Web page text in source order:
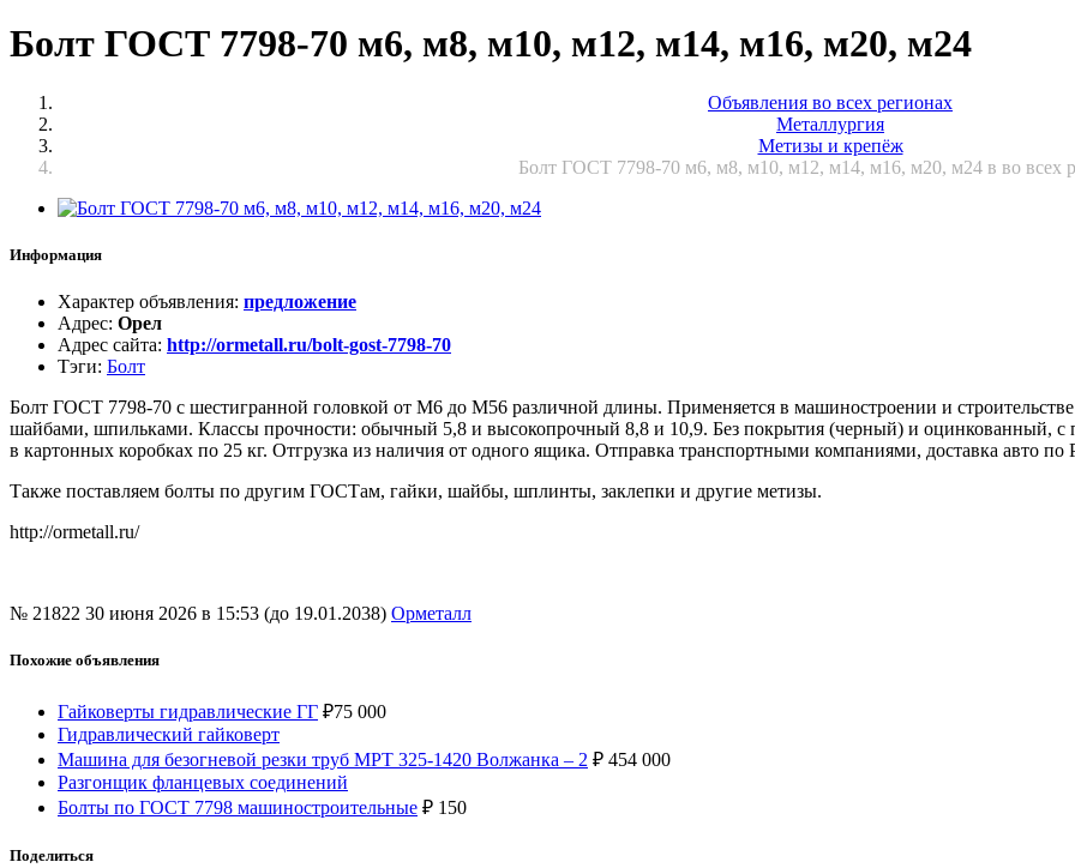
Болт ГОСТ 7798-70 м6, м8, м10, м12, м14, м16, м20, м24
Объявления во всех регионах
Металлургия
Метизы и крепёж
Болт ГОСТ 7798-70 м6, м8, м10, м12, м14, м16, м20, м24 в во всех
Информация
Характер объявления: предложение
Адрес: Орел
Адрес сайта: http://ormetall.ru/bolt-gost-7798-70
Тэги: Болт
Болт ГОСТ 7798-70 с шестигранной головкой от М6 до М56 различной длины. Применяется в машиностроении и строительстве
шайбами, шпильками. Классы прочности: обычный 5,8 и высокопрочный 8,8 и 10,9. Без покрытия (черный) и оцинкованный, с
в картонных коробках по 25 кг. Отгрузка из наличия от одного ящика. Отправка транспортными компаниями, доставка авто по
Также поставляем болты по другим ГОСТам, гайки, шайбы, шплинты, заклепки и другие метизы.
http://ormetall.ru/
№ 21822 30 июня 2026 в 15:53 (до 19.01.2038) Орметалл
Похожие объявления
Гайковерты гидравлические ГГ ₽75 000
Гидравлический гайковерт
Машина для безогневой резки труб МРТ 325-1420 Волжанка – 2 ₽ 454 000
Разгонщик фланцевых соединений
Болты по ГОСТ 7798 машиностроительные ₽ 150
Поделиться